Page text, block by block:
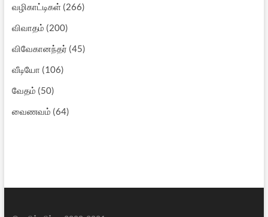
வழிகாட்டிகள்(266)
விவாதம் (200)
விவேகானந்தர் (45)
வீடியோ (106)
வேதம் (50)
வைணவம் (64)